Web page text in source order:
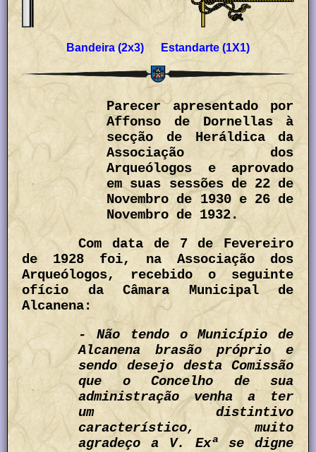
Bandeira (2x3) Estandarte (1X1)
Parecer apresentado por
Affonso de Dornellas à
secção de Heráldica da
Associação dos
Arqueólogos e aprovado
em suas sessões de 22 de
Novembro de 1930 e 26 de
Novembro de 1932.
Com data de 7 de Fevereiro
de 1928 foi, na Associação dos
Arqueólogos, recebido o seguinte
ofício da Câmara Municipal de
Alcanena:
- Não tendo o Município de
Alcanena brasão próprio e
sendo desejo desta Comissão
que o Concelho de sua
administração venha a ter
um distintivo
característico, muito
agradeço a V. Exª se digne